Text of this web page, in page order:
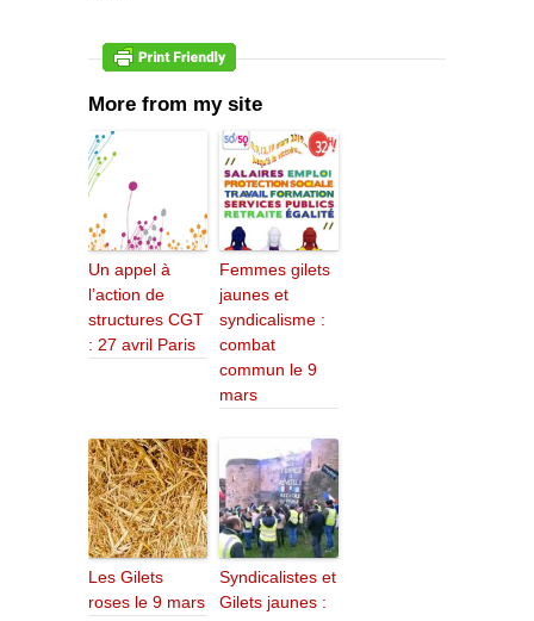
More from my site
Un appel à
l’action de
structures CGT
: 27 avril Paris
Femmes gilets
jaunes et
syndicalisme :
combat
commun le 9
mars
Les Gilets
roses le 9 mars
Syndicalistes et
Gilets jaunes :